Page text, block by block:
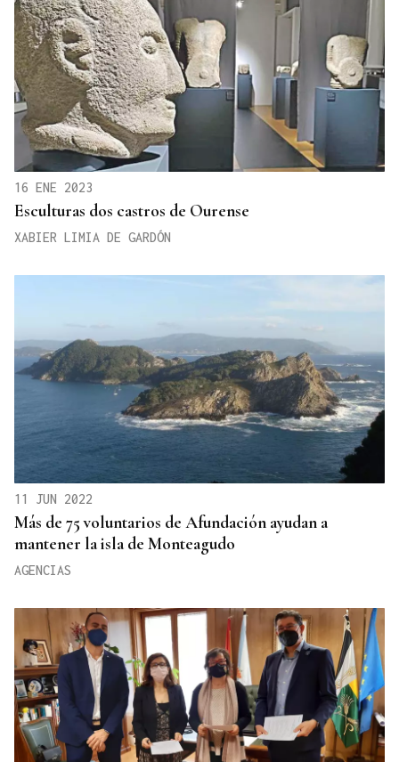
16 ENE 2023
Esculturas dos castros de Ourense
XABIER LIMIA DE GARDÓN
11 JUN 2022
Más de 75 voluntarios de Afundación ayudan a
mantener la isla de Monteagudo
AGENCIAS